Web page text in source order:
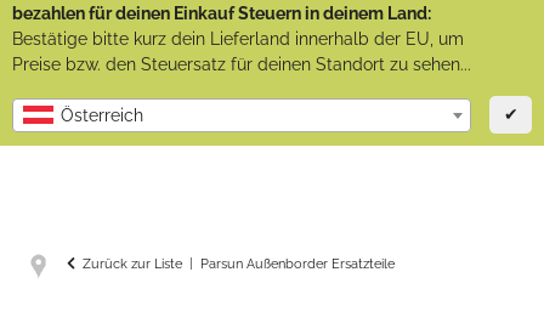
bezahlen für deinen Einkauf Steuern in deinem Land:
Bestätige bitte kurz dein Lieferland innerhalb der EU, um
Preise bzw. den Steuersatz für deinen Standort zu sehen...
Österreich ✔
Zurück zur Liste Parsun Außenborder Ersatzteile